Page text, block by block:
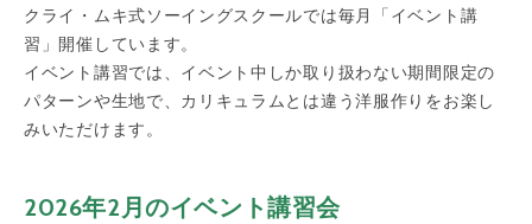
クライ・ムキ式ソーイングスクールでは毎月「イベント講
習」開催しています。
イベント講習では、イベント中しか取り扱わない期間限定の
パターンや生地で、カリキュラムとは違う洋服作りをお楽し
みいただけます。
2026年2月のイベント講習会